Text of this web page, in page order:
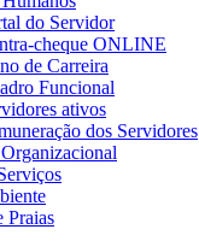
do Servidor
cheque ONLINE
de Carreira
Funcional
ativos
dos Servidores
Praias